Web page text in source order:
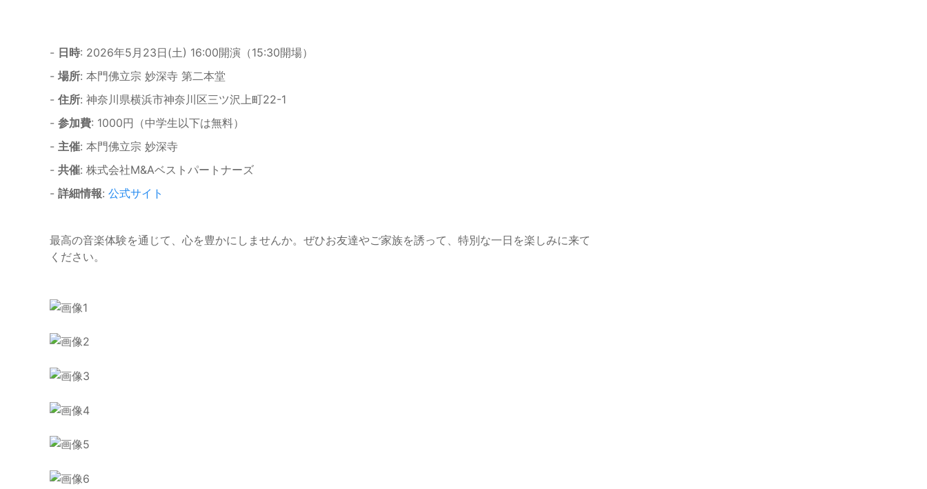
- 日時: 2026年5月23日(土) 16:00開演（15:30開場）
- 場所: 本門佛立宗 妙深寺 第二本堂
- 住所: 神奈川県横浜市神奈川区三ツ沢上町22-1
- 参加費: 1000円（中学生以下は無料）
- 主催: 本門佛立宗 妙深寺
- 共催: 株式会社M&Aベストパートナーズ
- 詳細情報: 公式サイト
最高の音楽体験を通じて、心を豊かにしませんか。ぜひお友達やご家族を誘って、特別な一日を楽しみに来て
ください。